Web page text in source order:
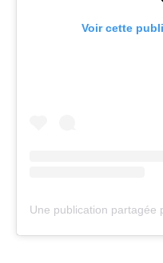
Voir cette